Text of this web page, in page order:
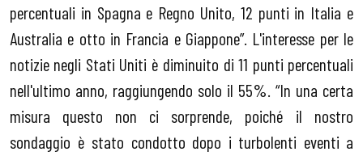
percentuali in Spagna e Regno Unito, 12 punti in Italia e
Australia e otto in Francia e Giappone”. L'interesse per le
notizie negli Stati Uniti è diminuito di 11 punti percentuali
nell'ultimo anno, raggiungendo solo il 55%. “In una certa
misura questo non ci sorprende, poiché il nostro
sondaggio è stato condotto dopo i turbolenti eventi a